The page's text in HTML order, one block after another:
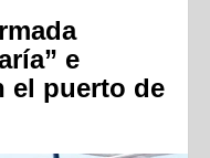
e
el puerto de